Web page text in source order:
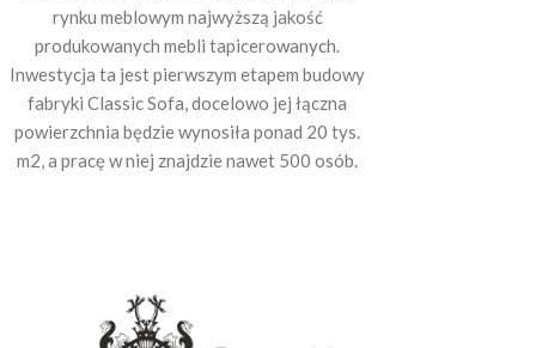
rynku meblowym najwyższą jakość
produkowanych mebli tapicerowanych.
Inwestycja ta jest pierwszym etapem budowy
fabryki Classic Sofa, docelowo jej łączna
powierzchnia będzie wynosiła ponad 20 tys.
m2, a pracę w niej znajdzie nawet 500 osób.